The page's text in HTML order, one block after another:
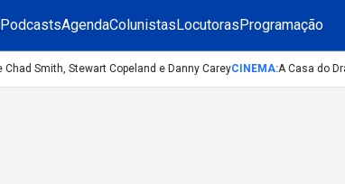
PodcastsAgendaColunistasLocutorasProgramação
Smith, Stewart Copeland e Danny CareyCINEMA:A Casa do